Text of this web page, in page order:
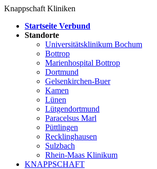
Knappschaft Kliniken
Startseite Verbund
Standorte
Universitätsklinikum Bochum
Bottrop
Marienhospital Bottrop
Dortmund
Gelsenkirchen-Buer
Kamen
Lünen
Lütgendortmund
Paracelsus Marl
Püttlingen
Recklinghausen
Sulzbach
Rhein-Maas Klinikum
KNAPPSCHAFT